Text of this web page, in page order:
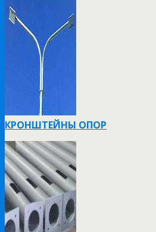
КРОНШТЕЙНЫ ОПОР